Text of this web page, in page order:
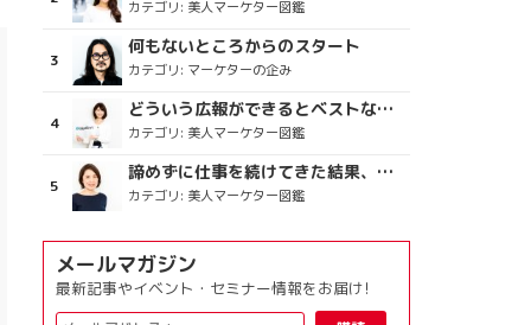
カテゴリ: 美人マーケター図鑑
何もないところからのスタート
カテゴリ: マーケターの企み
どういう広報ができるとベストなのか
カテゴリ: 美人マーケター図鑑
諦めずに仕事を続けてきた結果、楽しめている今がある
カテゴリ: 美人マーケター図鑑
メールマガジン
最新記事やイベント・セミナー情報をお届け!